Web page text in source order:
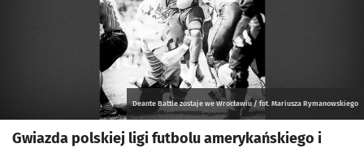
Deante Battle zostaje we Wrocławiu / fot. Mariusza Rymanowskiego
Gwiazda polskiej ligi futbolu amerykańskiego i